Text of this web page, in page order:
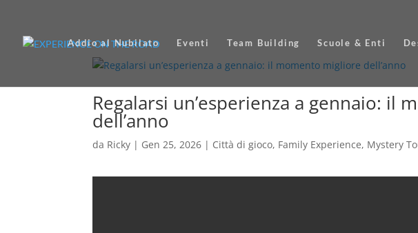
Addio al Nubilato Eventi Team Building Scuole & Enti
Regalarsi un’esperienza a gennaio: il
dell’anno
da Ricky | Gen 25, 2026 | Città di gioco, Family Experience, Mystery